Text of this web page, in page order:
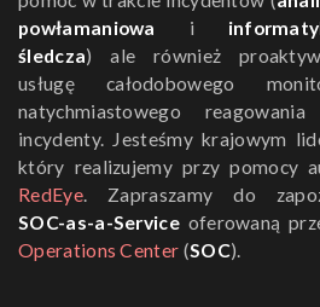
powłamaniowa i
śledcza) ale również
usługę całodobowego
natychmiastowego
incydenty. Jesteśmy krajowym
który realizujemy przy pomocy
RedEye. Zapraszamy do
SOC-as-a-Service oferowaną
Operations Center (SOC).